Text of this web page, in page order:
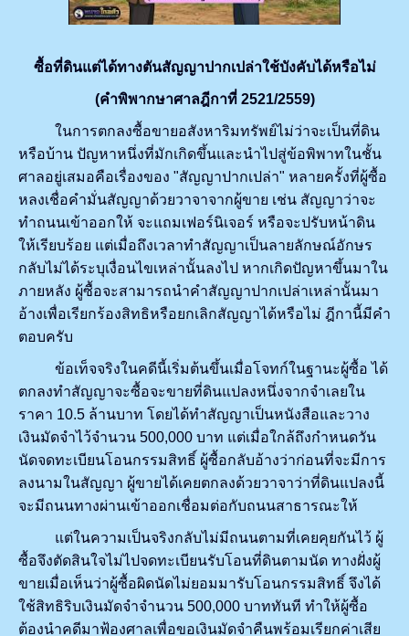
ซื้อที่ดินแต่ได้ทางตันสัญญาปากเปล่าใช้บังคับได้หรือไม่
(คำพิพากษาศาลฎีกาที่ 2521/2559)
ในการตกลงซื้อขายอสังหาริมทรัพย์ไม่ว่าจะเป็นที่ดิน
หรือบ้าน ปัญหาหนึ่งที่มักเกิดขึ้นและนำไปสู่ข้อพิพาทในชั้น
ศาลอยู่เสมอคือเรื่องของ "สัญญาปากเปล่า" หลายครั้งที่ผู้ซื้อ
หลงเชื่อคำมั่นสัญญาด้วยวาจาจากผู้ขาย เช่น สัญญาว่าจะ
ทำถนนเข้าออกให้ จะแถมเฟอร์นิเจอร์ หรือจะปรับหน้าดิน
ให้เรียบร้อย แต่เมื่อถึงเวลาทำสัญญาเป็นลายลักษณ์อักษร
กลับไม่ได้ระบุเงื่อนไขเหล่านั้นลงไป หากเกิดปัญหาขึ้นมาใน
ภายหลัง ผู้ซื้อจะสามารถนำคำสัญญาปากเปล่าเหล่านั้นมา
อ้างเพื่อเรียกร้องสิทธิหรือยกเลิกสัญญาได้หรือไม่ ฎีกานี้มีคำ
ตอบครับ
ข้อเท็จจริงในคดีนี้เริ่มต้นขึ้นเมื่อโจทก์ในฐานะผู้ซื้อ ได้
ตกลงทำสัญญาจะซื้อจะขายที่ดินแปลงหนึ่งจากจำเลยใน
ราคา 10.5 ล้านบาท โดยได้ทำสัญญาเป็นหนังสือและวาง
เงินมัดจำไว้จำนวน 500,000 บาท แต่เมื่อใกล้ถึงกำหนดวัน
นัดจดทะเบียนโอนกรรมสิทธิ์ ผู้ซื้อกลับอ้างว่าก่อนที่จะมีการ
ลงนามในสัญญา ผู้ขายได้เคยตกลงด้วยวาจาว่าที่ดินแปลงนี้
จะมีถนนทางผ่านเข้าออกเชื่อมต่อกับถนนสาธารณะให้
แต่ในความเป็นจริงกลับไม่มีถนนตามที่เคยคุยกันไว้ ผู้
ซื้อจึงตัดสินใจไม่ไปจดทะเบียนรับโอนที่ดินตามนัด ทางฝั่งผู้
ขายเมื่อเห็นว่าผู้ซื้อผิดนัดไม่ยอมมารับโอนกรรมสิทธิ์ จึงได้
ใช้สิทธิริบเงินมัดจำจำนวน 500,000 บาททันที ทำให้ผู้ซื้อ
ต้องนำคดีมาฟ้องศาลเพื่อขอเงินมัดจำคืนพร้อมเรียกค่าเสีย